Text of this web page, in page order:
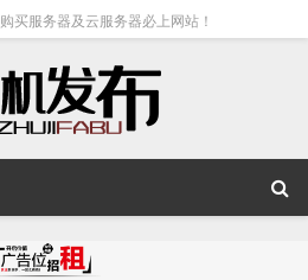
购买服务器及云服务器必上网站！